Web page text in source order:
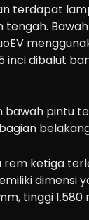
terdapat
tengah.
inci dibalut
bawah pintu
rem ketiga
dimensi
tinggi